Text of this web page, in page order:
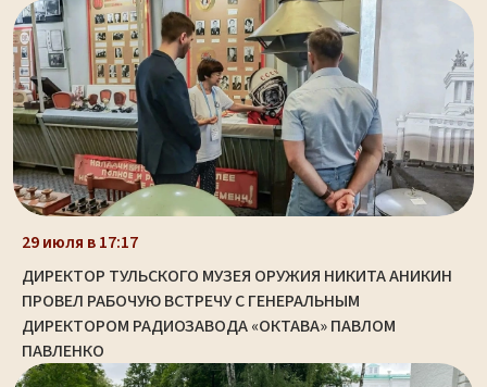
29 июля в 17:17
ДИРЕКТОР ТУЛЬСКОГО МУЗЕЯ ОРУЖИЯ НИКИТА АНИКИН
ПРОВЕЛ РАБОЧУЮ ВСТРЕЧУ С ГЕНЕРАЛЬНЫМ
ДИРЕКТОРОМ РАДИОЗАВОДА «ОКТАВА» ПАВЛОМ
ПАВЛЕНКО